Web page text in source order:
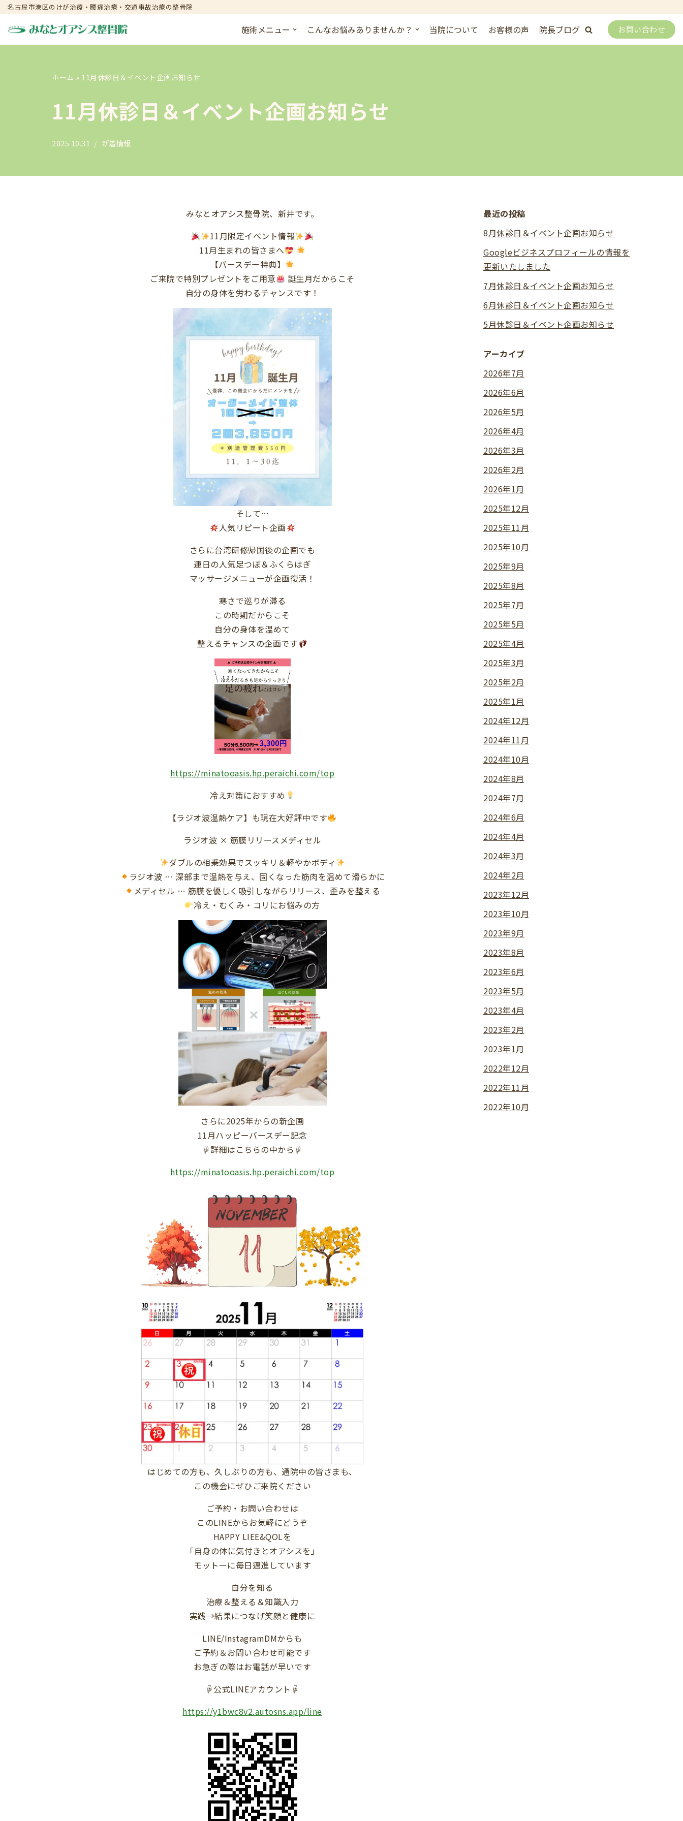
コ
ン
名古屋市港区のけが治療・腰痛治療・交通事故治療の整骨院
施術メニュー こんなお悩みありませんか？ 当院について お客様の声 院長ブログ お問い合わせ
ホーム » 11月休診日＆イベント企画お知らせ
11月休診日＆イベント企画お知らせ
2025.10.31 新着情報
みなとオアシス整骨院、新井です。
11月限定イベント情報
11月生まれの皆さまへ
【バースデー特典】
ご来院で特別プレゼントをご用意
誕生月だからこそ
自分の身体を労わるチャンスです！
そして…
人気リピート企画
さらに台湾研修帰国後の企画でも
連日の人気足つぼ＆ふくらはぎ
マッサージメニューが企画復活！
寒さで巡りが滞る
この時期だからこそ
自分の身体を温めて
整えるチャンスの企画です
https://minatooasis.hp.peraichi.com/top
冷え対策におすすめ
【ラジオ波温熱ケア】も現在大好評中です
ラジオ波 × 筋膜リリースメディセル
ダブルの相乗効果でスッキリ＆軽やかボディ
ラジオ波 … 深部まで温熱を与え、固くなった筋肉を温めて滑らかに
メディセル … 筋膜を優しく吸引しながらリリース、歪みを整える
冷え・むくみ・コリにお悩みの方
さらに2025年からの新企画
11月ハッピーバースデー記念
☟詳細はこちらの中から☟
https://minatooasis.hp.peraichi.com/top
はじめての方も、久しぶりの方も、通院中の皆さまも、
この機会にぜひご来院ください
ご予約・お問い合わせは
このLINEからお気軽にどうぞ
HAPPY LIEE&QOLを
「自身の体に気付きとオアシスを」
モットーに毎日邁進しています
自分を知る
治療＆整える＆知識入力
実践→結果につなげ笑顔と健康に
LINE/InstagramDMからも
ご予約＆お問い合わせ可能です
お急ぎの際はお電話が早いです
☟公式LINEアカウント☟
https://y1bwc8v2.autosns.app/line
最近の投稿
8月休診日＆イベント企画お知らせ
Googleビジネスプロフィールの情報を
更新いたしました
7月休診日＆イベント企画お知らせ
6月休診日＆イベント企画お知らせ
5月休診日＆イベント企画お知らせ
アーカイブ
2026年7月
2026年6月
2026年5月
2026年4月
2026年3月
2026年2月
2026年1月
2025年12月
2025年11月
2025年10月
2025年9月
2025年8月
2025年7月
2025年5月
2025年4月
2025年3月
2025年2月
2025年1月
2024年12月
2024年11月
2024年10月
2024年8月
2024年7月
2024年6月
2024年4月
2024年3月
2024年2月
2023年12月
2023年10月
2023年9月
2023年8月
2023年6月
2023年5月
2023年4月
2023年2月
2023年1月
2022年12月
2022年11月
2022年10月